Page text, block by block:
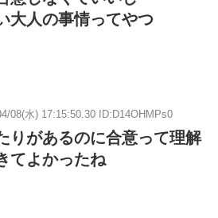
大人の事情ってやつ
08(水) 17:15:50.30 ID:D14OHMPs0
りがあるのに合意って理解
てよかったね